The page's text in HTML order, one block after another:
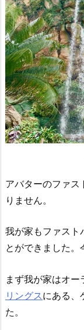
アバターのファス
りません。
我が家もファスト
とができました。
まず我が家はオ
リングスにある、
た。